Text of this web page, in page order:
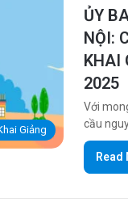
Giảng
ỦY
NỘI:
KHAI
2025
Với
cầu
Read